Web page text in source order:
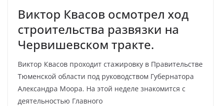
Виктор Квасов осмотрел ход
строительства развязки на
Червишевском тракте.
Виктор Квасов проходит стажировку в Правительстве
Тюменской области под руководством Губернатора
Александра Моора. На этой неделе знакомится с
деятельностью Главного